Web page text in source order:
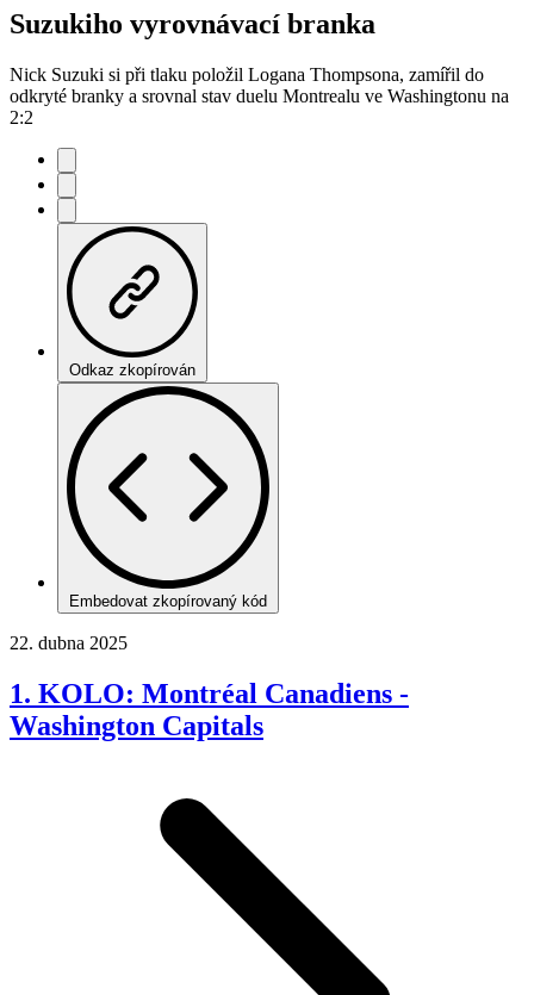
Suzukiho vyrovnávací branka
Nick Suzuki si při tlaku položil Logana Thompsona, zamířil do
odkryté branky a srovnal stav duelu Montrealu ve Washingtonu na
2:2
Odkaz zkopírován
Embedovat zkopírovaný kód
22. dubna 2025
1. KOLO: Montréal Canadiens -
Washington Capitals